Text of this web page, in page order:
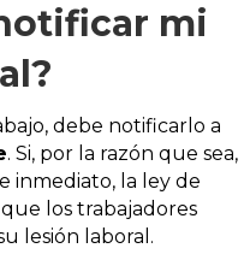
mi
debe notificarlo a
. Si, por la razón que sea,
inmediato, la ley de
los trabajadores
lesión laboral.